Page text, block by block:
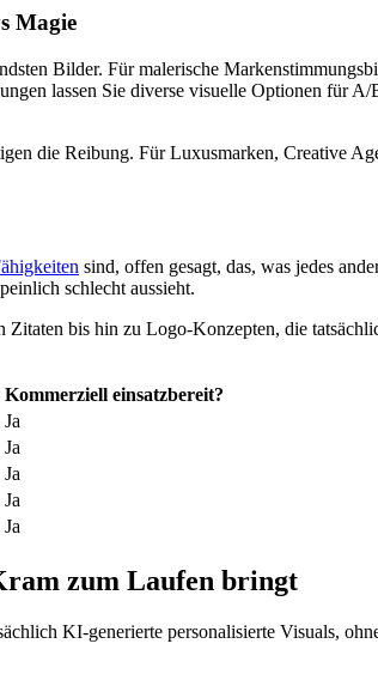
Magie
Bilder. Für malerische
lassen Sie diverse visuelle Optionen für
die Reibung. Für Luxusmarken, Creative
sind, offen gesagt, das, was jedes
schlecht aussieht.
bis hin zu Logo-Konzepten, die
Kommerziell einsatzbereit?
Ja
Ja
Ja
Ja
Ja
zum Laufen bringt
KI-generierte personalisierte Visuals,